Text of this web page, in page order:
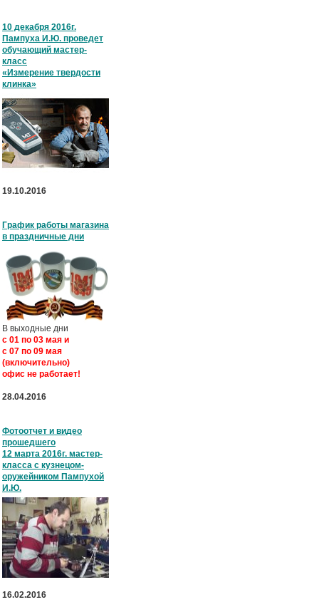
10 декабря 2016г.
Пампуха И.Ю. проведет
обучающий мастер-
класс
«Измерение твердости
клинка»
19.10.2016
График работы магазина
в праздничные дни
В выходные дни
с 01 по 03 мая и
с 07 по 09 мая
(включительно)
офис не работает!
28.04.2016
Фотоотчет и видео
прошедшего
12 марта 2016г. мастер-
класса с кузнецом-
оружейником Пампухой
И.Ю.
16.02.2016